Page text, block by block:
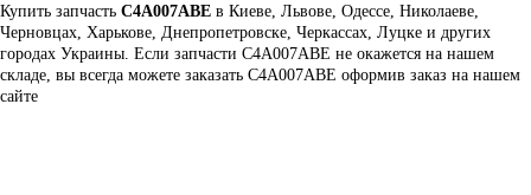
Купить запчасть C4A007ABE в Киеве, Львове, Одессе, Николаеве,
Черновцах, Харькове, Днепропетровске, Черкассах, Луцке и других
городах Украины. Если запчасти C4A007ABE не окажется на нашем
складе, вы всегда можете заказать C4A007ABE оформив заказ на нашем
сайте